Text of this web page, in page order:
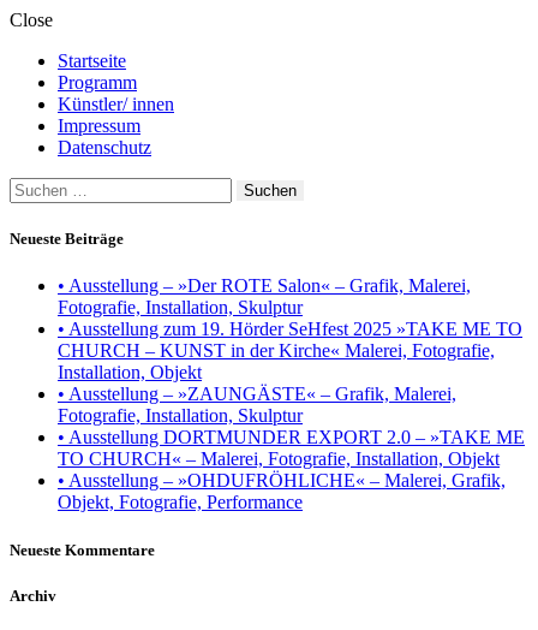
Close
Startseite
Programm
Künstler/ innen
Impressum
Datenschutz
Suchen
nach:
Neueste Beiträge
• Ausstellung – »Der ROTE Salon« – Grafik, Malerei,
Fotografie, Installation, Skulptur
• Ausstellung zum 19. Hörder SeHfest 2025 »TAKE ME TO
CHURCH – KUNST in der Kirche« Malerei, Fotografie,
Installation, Objekt
• Ausstellung – »ZAUNGÄSTE« – Grafik, Malerei,
Fotografie, Installation, Skulptur
• Ausstellung DORTMUNDER EXPORT 2.0 – »TAKE ME
TO CHURCH« – Malerei, Fotografie, Installation, Objekt
• Ausstellung – »OHDUFRÖHLICHE« – Malerei, Grafik,
Objekt, Fotografie, Performance
Neueste Kommentare
Archiv